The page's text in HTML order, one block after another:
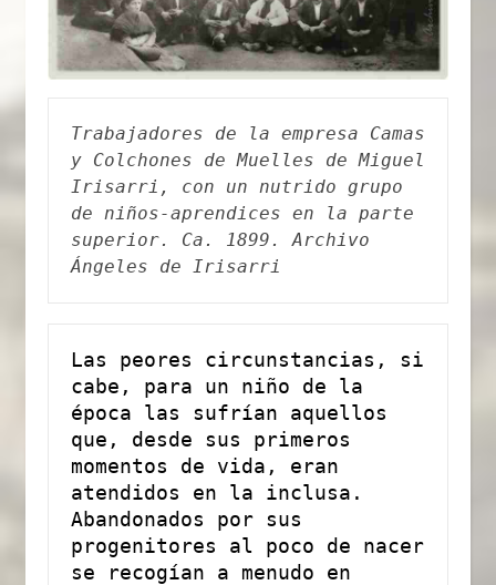
Trabajadores de la empresa Camas
y Colchones de Muelles de Miguel
Irisarri, con un nutrido grupo
de niños-aprendices en la parte
superior. Ca. 1899. Archivo
Ángeles de Irisarri
Las peores circunstancias, si
cabe, para un niño de la
época las sufrían aquellos
que, desde sus primeros
momentos de vida, eran
atendidos en la inclusa.
Abandonados por sus
progenitores al poco de nacer
se recogían a menudo en